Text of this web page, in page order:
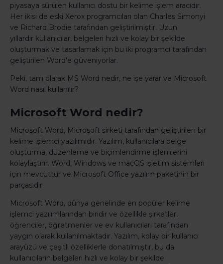
piyasaya sürülen kullanıcı dostu bir kelime işlem aracıdır.
Her ikisi de eski Xerox programcıları olan Charles Simonyi
ve Richard Brodie tarafından geliştirilmiştir. Uzun
yıllardır kullanıcılar, belgeleri hızlı ve kolay bir şekilde
oluşturmak ve tasarlamak için bu iki programcı tarafından
geliştirilen Word'e güveniyorlar.
Peki, tam olarak MS Word nedir, ne işe yarar ve Microsoft
Word nasıl kullanılır?
Microsoft Word nedir?
Microsoft Word, Microsoft şirketi tarafından geliştirilen bir
kelime işlemci yazılımıdır. Yazılım, kullanıcılara belge
oluşturma, düzenleme ve biçimlendirme işlemlerini
kolaylaştırır. Word, Windows ve macOS işletim sistemleri
için mevcuttur ve Microsoft Office yazılım paketinin bir
parçasıdır.
Microsoft Word, dünya genelinde en popüler kelime
işlemci yazılımlarından biridir ve özellikle şirketler,
öğrenciler, öğretmenler ve ev kullanıcıları tarafından
yaygın olarak kullanılmaktadır. Yazılım, kolay bir kullanıcı
arayüzü ve çeşitli özelliklerle donatılmıştır, bu da
kullanıcıların belgeleri hızlı ve kolay bir şekilde